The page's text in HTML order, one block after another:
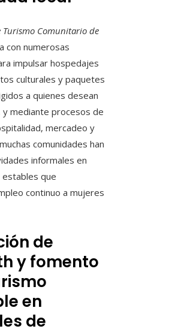
Turismo Comunitario de
con numerosas
impulsar hospedajes
culturales y paquetes
a quienes desean
y mediante procesos de
mercadeo y
comunidades han
informales en
que
continuo a mujeres
de
y fomento
en
de